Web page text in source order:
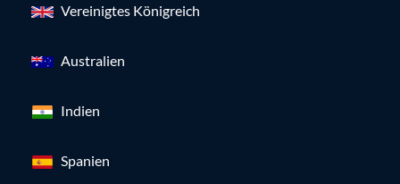
Vereinigtes Königreich
Australien
Indien
Spanien